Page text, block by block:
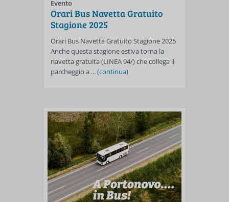
Evento
Orari Bus Navetta Gratuito
Stagione 2025
Orari Bus Navetta Gratuito Stagione 2025
Anche questa stagione estiva torna la
navetta gratuita (LINEA 94/) che collega il
parcheggio a ...(continua)